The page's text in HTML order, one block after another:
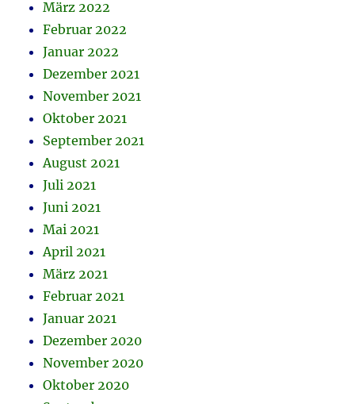
März 2022
Februar 2022
Januar 2022
Dezember 2021
November 2021
Oktober 2021
September 2021
August 2021
Juli 2021
Juni 2021
Mai 2021
April 2021
März 2021
Februar 2021
Januar 2021
Dezember 2020
November 2020
Oktober 2020